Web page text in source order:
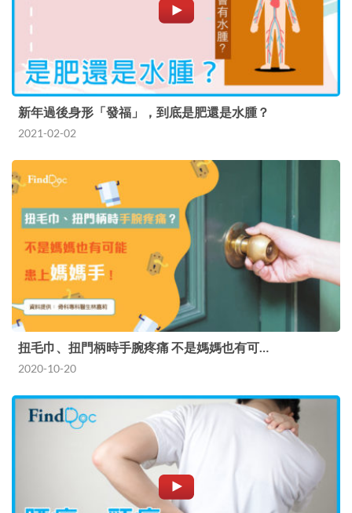
新年過後身形「發福」，到底是肥還是水腫？
2021-02-02
扭毛巾、扭門柄時手腕疼痛 不是媽媽也有可…
2020-10-20